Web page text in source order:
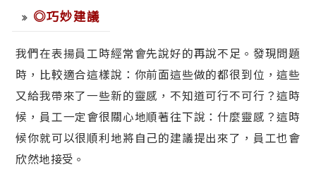
◎巧妙建議
我們在表揚員工時經常會先說好的再說不足。發現問題
時，比較適合這樣說：你前面這些做的都很到位，這些
又給我帶來了一些新的靈感，不知道可行不可行？這時
候，員工一定會很關心地順著往下說：什麼靈感？這時
候你就可以很順利地將自己的建議提出來了，員工也會
欣然地接受。